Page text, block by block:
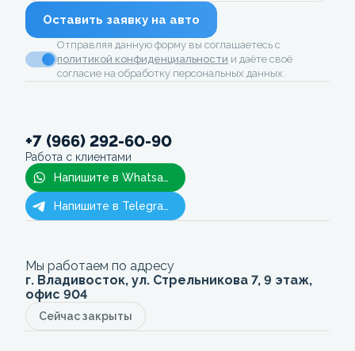
Оставить заявку на авто
Отправляя данную форму вы соглашаетесь с
политикой конфиденциальности и даёте своё
согласие на обработку персональных данных.
+7 (966) 292-60-90
Работа с клиентами
Напишите в Whatsapp
Напишите в Telegram
Мы работаем по адресу
г. Владивосток, ул. Стрельникова 7, 9 этаж,
офис 904
Сейчас закрыты